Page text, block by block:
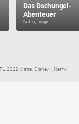
Das Dschungel-
Abenteuer
Netflix, toggo
2022 Mattel, Disney+, Netflix